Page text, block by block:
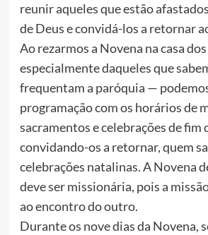
reunir aqueles que estão
de Deus e convidá-los a retornar
Ao rezarmos a Novena na casa
especialmente daqueles que
frequentam a paróquia —
programação com os horários de
sacramentos e celebrações de fim
convidando-os a retornar, quem
celebrações natalinas. A Novena
deve ser missionária, pois a
ao encontro do outro.
Durante os nove dias da Novena,